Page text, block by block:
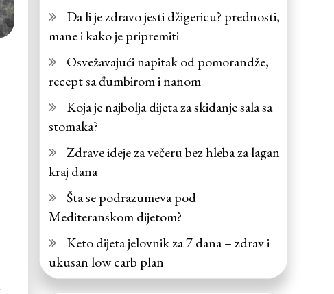
Da li je zdravo jesti džigericu? prednosti,
mane i kako je pripremiti
Osvežavajući napitak od pomorandže,
recept sa đumbirom i nanom
Koja je najbolja dijeta za skidanje sala sa
stomaka?
Zdrave ideje za večeru bez hleba za lagan
kraj dana
Šta se podrazumeva pod
Mediteranskom dijetom?
Keto dijeta jelovnik za 7 dana – zdrav i
ukusan low carb plan